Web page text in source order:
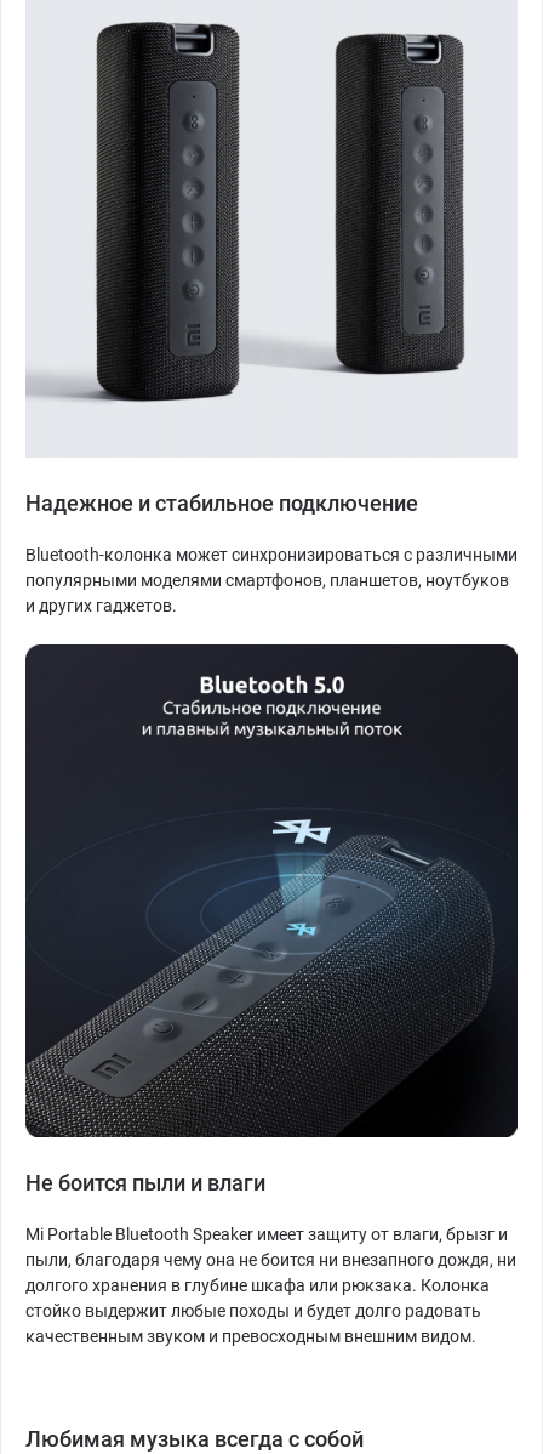
Надежное и стабильное подключение
Bluetooth-колонка может синхронизироваться с различными
популярными моделями смартфонов, планшетов, ноутбуков
и других гаджетов.
Не боится пыли и влаги
Mi Portable Bluetooth Speaker имеет защиту от влаги, брызг и
пыли, благодаря чему она не боится ни внезапного дождя, ни
долгого хранения в глубине шкафа или рюкзака. Колонка
стойко выдержит любые походы и будет долго радовать
качественным звуком и превосходным внешним видом.
Любимая музыка всегда с собой